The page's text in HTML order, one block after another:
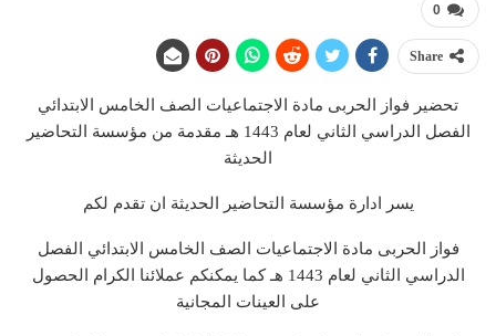
0
Share
تحضير فواز الحربى مادة الاجتماعيات الصف الخامس الابتدائي
الفصل الدراسي الثاني لعام 1443 هـ مقدمة من مؤسسة التحاضير
الحديثة
يسر ادارة مؤسسة التحاضير الحديثة ان تقدم لكم
فواز الحربى مادة الاجتماعيات الصف الخامس الابتدائي الفصل
الدراسي الثاني لعام 1443 هـ كما يمكنكم عملائنا الكرام الحصول
على العينات المجانية